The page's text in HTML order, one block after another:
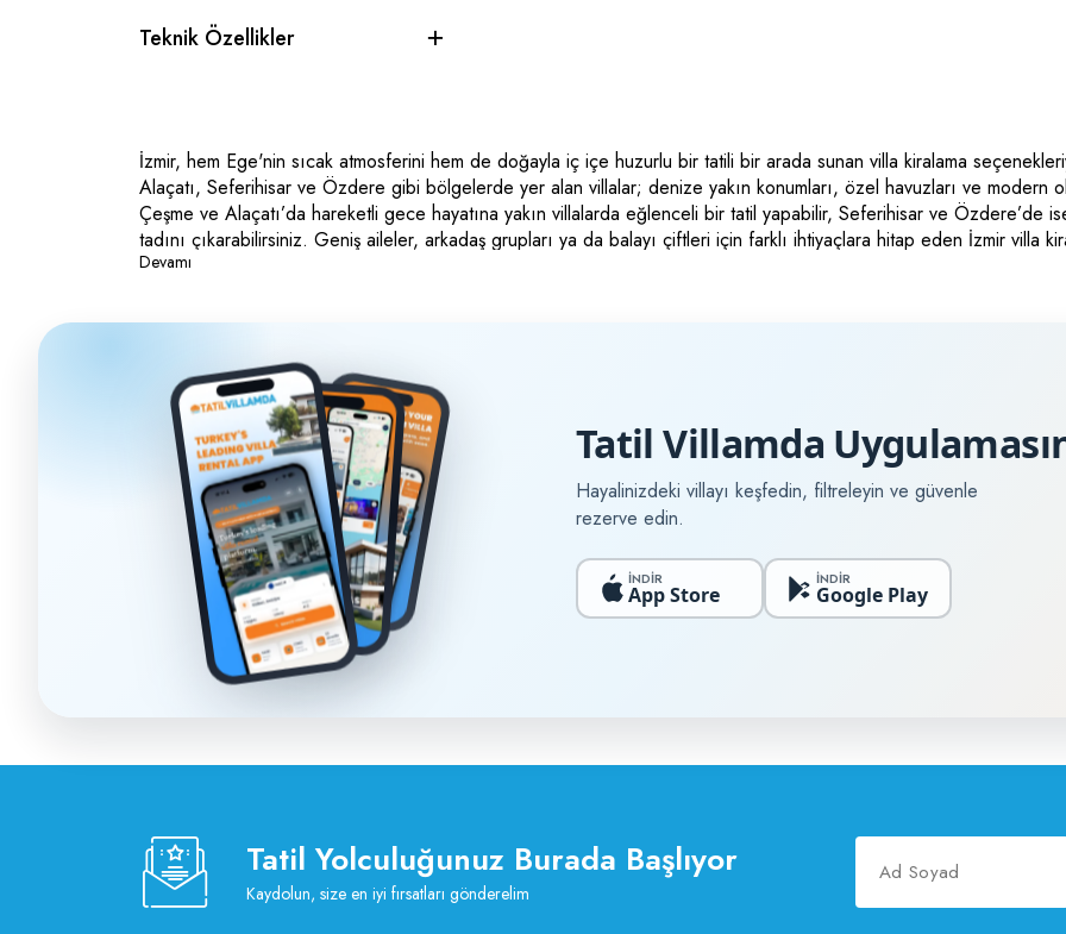
Teknik Özellikler
İzmir, hem Ege'nin sıcak atmosferini hem de doğayla iç içe huzurlu bir tatili bir arada sunan villa kiralama
Alaçatı, Seferihisar ve Özdere gibi bölgelerde yer alan villalar; denize yakın konumları, özel havuzları ve modern
Çeşme ve Alaçatı’da hareketli gece hayatına yakın villalarda eğlenceli bir tatil yapabilir, Seferihisar ve Özdere’de
tadını çıkarabilirsiniz. Geniş aileler, arkadaş grupları ya da balayı çiftleri için farklı ihtiyaçlara hitap eden İzmir villa
yaşayın.
Devamı
Tatil Villamda
Hayalinizdeki villayı keşfedin, filtreleyin ve güvenle
rezerve edin.
İNDİR
App Store
İNDİR
Google Play
Tatil Yolculuğunuz Burada Başlıyor
Kaydolun, size en iyi fırsatları gönderelim